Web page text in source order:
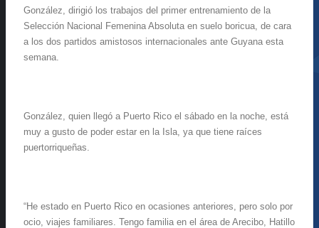
González, dirigió los trabajos del primer entrenamiento de la
Selección Nacional Femenina Absoluta en suelo boricua, de cara
a los dos partidos amistosos internacionales ante Guyana esta
semana.
González, quien llegó a Puerto Rico el sábado en la noche, está
muy a gusto de poder estar en la Isla, ya que tiene raíces
puertorriqueñas.
“He estado en Puerto Rico en ocasiones anteriores, pero solo por
ocio, viajes familiares. Tengo familia en el área de Arecibo, Hatillo